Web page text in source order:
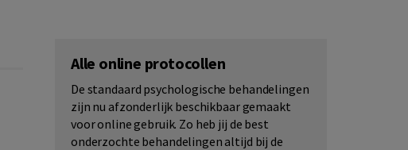
Alle online protocollen
De standaard psychologische behandelingen
zijn nu afzonderlijk beschikbaar gemaakt
voor online gebruik. Zo heb jij de best
onderzochte behandelingen altijd bij de